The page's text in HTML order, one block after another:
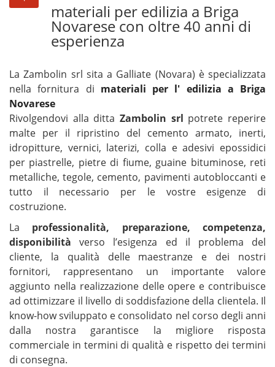
materiali per edilizia a Briga
Novarese con oltre 40 anni di
esperienza
La Zambolin srl sita a Galliate (Novara) è specializzata
nella fornitura di materiali per l' edilizia a Briga
Novarese
Rivolgendovi alla ditta Zambolin srl potrete reperire
malte per il ripristino del cemento armato, inerti,
idropitture, vernici, laterizi, colla e adesivi epossidici
per piastrelle, pietre di fiume, guaine bituminose, reti
metalliche, tegole, cemento, pavimenti autobloccanti e
tutto il necessario per le vostre esigenze di
costruzione.
La professionalità, preparazione, competenza,
disponibilità verso l’esigenza ed il problema del
cliente, la qualità delle maestranze e dei nostri
fornitori, rappresentano un importante valore
aggiunto nella realizzazione delle opere e contribuisce
ad ottimizzare il livello di soddisfazione della clientela. Il
know-how sviluppato e consolidato nel corso degli anni
dalla nostra garantisce la migliore risposta
commerciale in termini di qualità e rispetto dei termini
di consegna.